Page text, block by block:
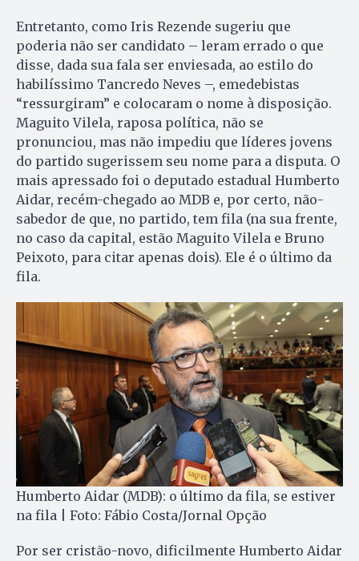
Entretanto, como Iris Rezende sugeriu que
poderia não ser candidato – leram errado o que
disse, dada sua fala ser enviesada, ao estilo do
habilíssimo Tancredo Neves –, emedebistas
“ressurgiram” e colocaram o nome à disposição.
Maguito Vilela, raposa política, não se
pronunciou, mas não impediu que líderes jovens
do partido sugerissem seu nome para a disputa. O
mais apressado foi o deputado estadual Humberto
Aidar, recém-chegado ao MDB e, por certo, não-
sabedor de que, no partido, tem fila (na sua frente,
no caso da capital, estão Maguito Vilela e Bruno
Peixoto, para citar apenas dois). Ele é o último da
fila.
Humberto Aidar (MDB): o último da fila, se estiver
na fila | Foto: Fábio Costa/Jornal Opção
Por ser cristão-novo, dificilmente Humberto Aidar